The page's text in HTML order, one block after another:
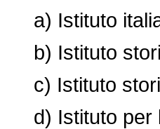
a) Istituto
b) Istituto
c) Istituto
d) Istituto per